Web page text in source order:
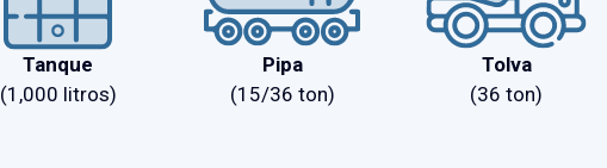
Tanque
(1,000 litros)
Pipa
(15/36 ton)
Tolva
(36 ton)